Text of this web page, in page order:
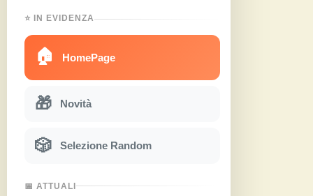
⭐ IN EVIDENZA
🏠 HomePage
🎁 Novità
🎲 Selezione Random
📅 ATTUALI